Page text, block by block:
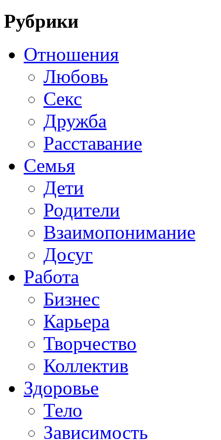
Рубрики
Отношения
Любовь
Секс
Дружба
Расставание
Семья
Дети
Родители
Взаимопонимание
Досуг
Работа
Бизнес
Карьера
Творчество
Коллектив
Здоровье
Тело
Зависимость